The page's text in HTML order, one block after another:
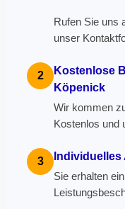
Rufen Sie uns
unser
2
Kostenlose
Köpenick
Wir kommen
Kostenlos und
3
Sie erhalten